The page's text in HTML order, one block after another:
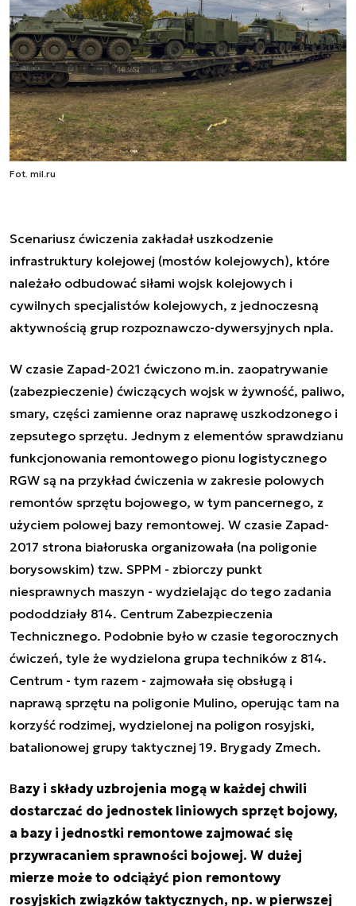
Fot. mil.ru
Scenariusz ćwiczenia zakładał uszkodzenie
infrastruktury kolejowej (mostów kolejowych), które
należało odbudować siłami wojsk kolejowych i
cywilnych specjalistów kolejowych, z jednoczesną
aktywnością grup rozpoznawczo-dywersyjnych npla.
W czasie Zapad-2021 ćwiczono m.in. zaopatrywanie
(zabezpieczenie) ćwiczących wojsk w żywność, paliwo,
smary, części zamienne oraz naprawę uszkodzonego i
zepsutego sprzętu. Jednym z elementów sprawdzianu
funkcjonowania remontowego pionu logistycznego
RGW są na przykład ćwiczenia w zakresie polowych
remontów sprzętu bojowego, w tym pancernego, z
użyciem polowej bazy remontowej. W czasie Zapad-
2017 strona białoruska organizowała (na poligonie
borysowskim) tzw. SPPM - zbiorczy punkt
niesprawnych maszyn - wydzielając do tego zadania
pododdziały 814. Centrum Zabezpieczenia
Technicznego. Podobnie było w czasie tegorocznych
ćwiczeń, tyle że wydzielona grupa techników z 814.
Centrum - tym razem - zajmowała się obsługą i
naprawą sprzętu na poligonie Mulino, operując tam na
korzyść rodzimej, wydzielonej na poligon rosyjski,
batalionowej grupy taktycznej 19. Brygady Zmech.
Bazy i składy uzbrojenia mogą w każdej chwili
dostarczać do jednostek liniowych sprzęt bojowy,
a bazy i jednostki remontowe zajmować się
przywracaniem sprawności bojowej. W dużej
mierze może to odciążyć pion remontowy
rosyjskich związków taktycznych, np. w pierwszej